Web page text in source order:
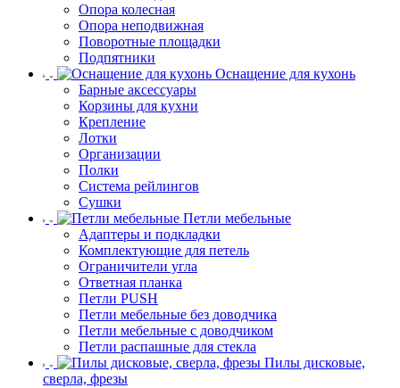
Опора колесная
Опора неподвижная
Поворотные площадки
Подпятники
Оснащение для кухонь
Барные аксессуары
Корзины для кухни
Крепление
Лотки
Организации
Полки
Система рейлингов
Сушки
Петли мебельные
Адаптеры и подкладки
Комплектующие для петель
Ограничители угла
Ответная планка
Петли PUSH
Петли мебельные без доводчика
Петли мебельные с доводчиком
Петли распашные для стекла
Пилы дисковые,
сверла, фрезы